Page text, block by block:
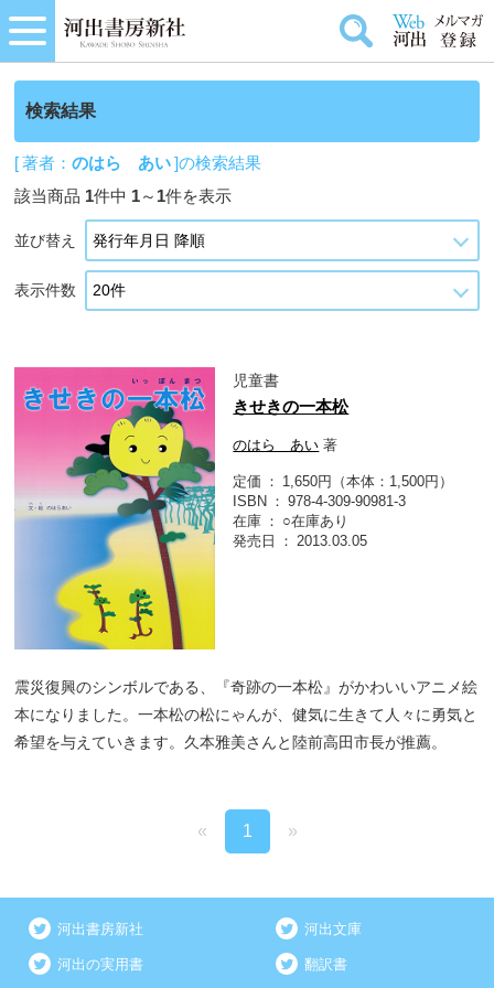
検索結果
[ 著者：のはら あい]の検索結果
該当商品 1件中 1～ 1件を表示
並び替え
表示件数
児童書
きせきの一本松
のはら あい 著
定価
1,650円（本体：1,500円）
ISBN
978-4-309-90981-3
在庫
○在庫あり
発売日
2013.03.05
震災復興のシンボルである、『奇跡の一本松』がかわいいアニメ絵
本になりました。一本松の松にゃんが、健気に生きて人々に勇気と
希望を与えていきます。久本雅美さんと陸前高田市長が推薦。
« 1 »
河出書房新社 河出文庫
河出の実用書 翻訳書